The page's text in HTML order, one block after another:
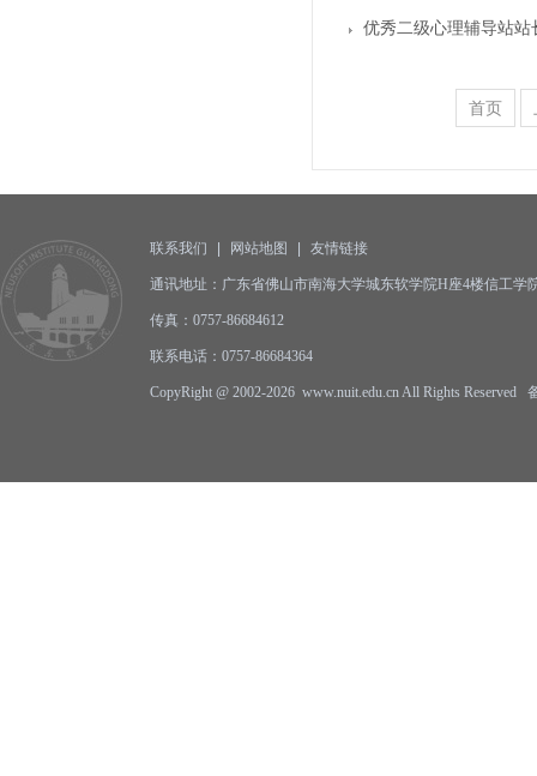
优秀二级心理辅导站站
首页
联系我们 网站地图 友情链接
通讯地址：广东省佛山市南海大学城东软学院H座4楼信工
传真：0757-86684612
联系电话：0757-86684364
CopyRight @ 2002-2026 www.nuit.edu.cn All Rights Reserved